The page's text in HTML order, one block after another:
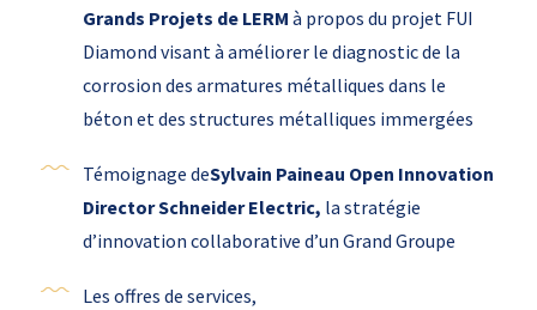
Grands Projets de LERM à propos du projet FUI
Diamond visant à améliorer le diagnostic de la
corrosion des armatures métalliques dans le
béton et des structures métalliques immergées
Témoignage deSylvain Paineau Open Innovation
Director Schneider Electric, la stratégie
d’innovation collaborative d’un Grand Groupe
Les offres de services,